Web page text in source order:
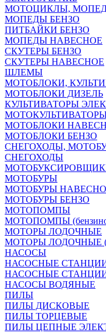
МОТОЦИКЛЫ,
МОПЕДЫ БЕНЗО
ПИТБАЙКИ БЕНЗО
МОПЕДЫ НАВЕСНОЕ
СКУТЕРЫ БЕНЗО
СКУТЕРЫ НАВЕСНОЕ
ШЛЕМЫ
МОТОБЛОКИ,
МОТОБЛОКИ ДИЗЕЛЬ
КУЛЬТИВАТОРЫ
МОТОБЛОКИ
МОТОБЛОКИ БЕНЗО
СНЕГОХОДЫ,
СНЕГОХОДЫ
МОТОБУРЫ
МОТОБУРЫ
МОТОБУРЫ БЕНЗО
МОТОПОМПЫ
МОТОПОМПЫ
МОТОРЫ ЛОДОЧНЫЕ
МОТОРЫ ЛОДОЧНЫЕ
НАСОСЫ
НАСОСНЫЕ
НАСОСНЫЕ СТАНЦИИ
НАСОСЫ ВОДЯНЫЕ
ПИЛЫ
ПИЛЫ ДИСКОВЫЕ
ПИЛЫ ТОРЦЕВЫЕ
ПИЛЫ ЦЕПНЫЕ